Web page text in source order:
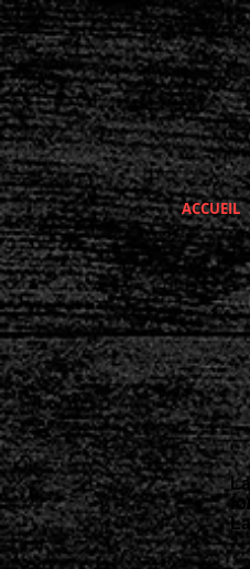
ACCUEIL